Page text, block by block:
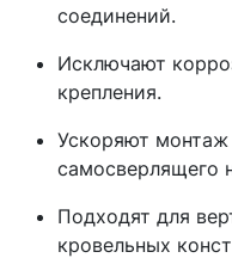
соединений.
Исключают
крепления.
Ускоряют монтаж
самосверлящего
Подходят для
кровельных